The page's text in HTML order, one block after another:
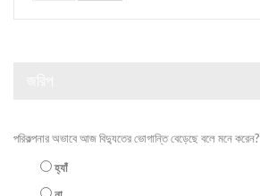
পরিকল্পনার অভাবে আজ বিদ্যুতের ভোগান্তি বেড়েছে বলে মনে করেন?
হ্যাঁ